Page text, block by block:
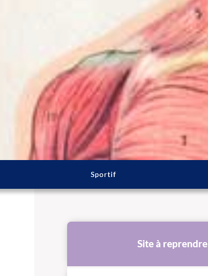
Sportif
Site à reprendre